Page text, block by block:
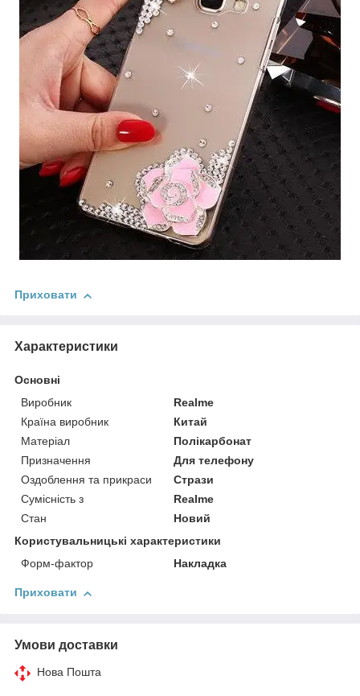
Приховати
Характеристики
Основні
Виробник
Realme
Країна виробник
Китай
Матеріал
Полікарбонат
Призначення
Для телефону
Оздоблення та прикраси
Стрази
Сумісність з
Realme
Стан
Новий
Користувальницькі характеристики
Форм-фактор
Накладка
Приховати
Умови доставки
Нова Пошта